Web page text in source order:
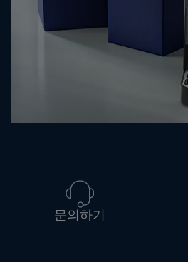
문의하기